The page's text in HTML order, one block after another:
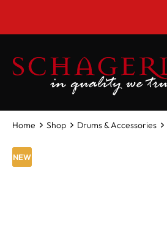
Home Shop Drums & Accessories
NEW